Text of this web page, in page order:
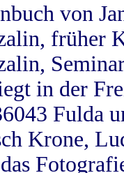
von
früher
in der
Fulda
Krone,